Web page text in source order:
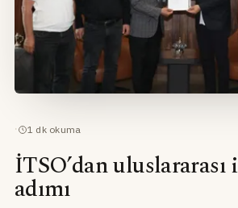
· 1 dk okuma
İTSO’dan
adımı